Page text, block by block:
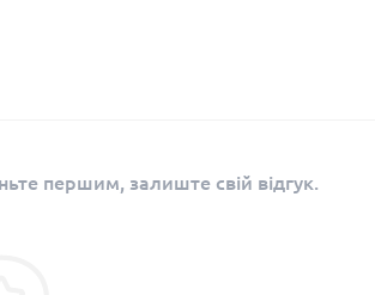
першим, залиште свій відгук.